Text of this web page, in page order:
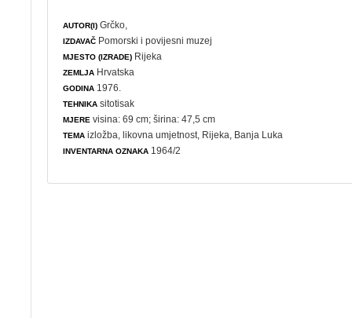
AUTOR(I) Grčko,
IZDAVAČ Pomorski i povijesni muzej
MJESTO (IZRADE) Rijeka
ZEMLJA Hrvatska
GODINA 1976.
TEHNIKA sitotisak
MJERE visina: 69 cm; širina: 47,5 cm
TEMA izložba ,likovna umjetnost , Rijeka, Banja Luka
INVENTARNA OZNAKA 1964/2